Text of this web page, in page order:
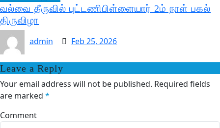
வல்வை தீருவில் புட்டணிபிள்ளையார் 2ம் நாள் பகல்
திருவிழா
admin
Feb 25, 2026
Leave a Reply
Your email address will not be published. Required fields
are marked *
Comment